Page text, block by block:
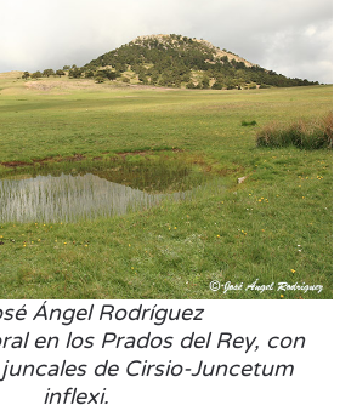
Ángel Rodríguez
en los Prados del Rey, con
de Cirsio-Juncetum
inflexi.